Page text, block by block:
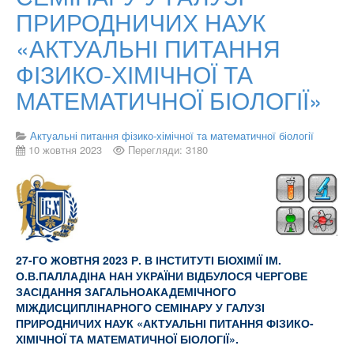
ПРИРОДНИЧИХ НАУК
«АКТУАЛЬНІ ПИТАННЯ
ФІЗИКО-ХІМІЧНОЇ ТА
МАТЕМАТИЧНОЇ БІОЛОГІЇ»
Актуальні питання фізико-хімічної та математичної біології
10 жовтня 2023
Перегляди: 3180
27-ГО ЖОВТНЯ 2023 Р. В ІНСТИТУТІ БІОХІМІЇ ІМ.
О.В.ПАЛЛАДІНА НАН УКРАЇНИ ВІДБУЛОСЯ ЧЕРГОВЕ
ЗАСІДАННЯ ЗАГАЛЬНОАКАДЕМІЧНОГО
МІЖДИСЦИПЛІНАРНОГО СЕМІНАРУ У ГАЛУЗІ
ПРИРОДНИЧИХ НАУК «АКТУАЛЬНІ ПИТАННЯ ФІЗИКО-
ХІМІЧНОЇ ТА МАТЕМАТИЧНОЇ БІОЛОГІЇ».